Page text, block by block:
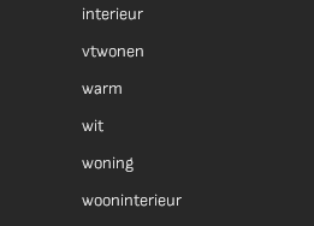
interieur
vtwonen
warm
wit
woning
wooninterieur